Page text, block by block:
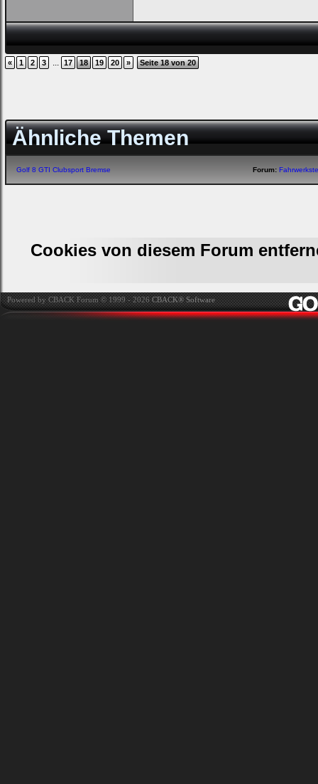
« 1 2 3 17 18 19 20 » Seite 18 von 20
Ähnliche Themen
Golf 8 GTI Clubsport Bremse Forum:
Cookies von diesem Forum
Powered by CBACK Forum © 1999 - 2026CBACK® Software